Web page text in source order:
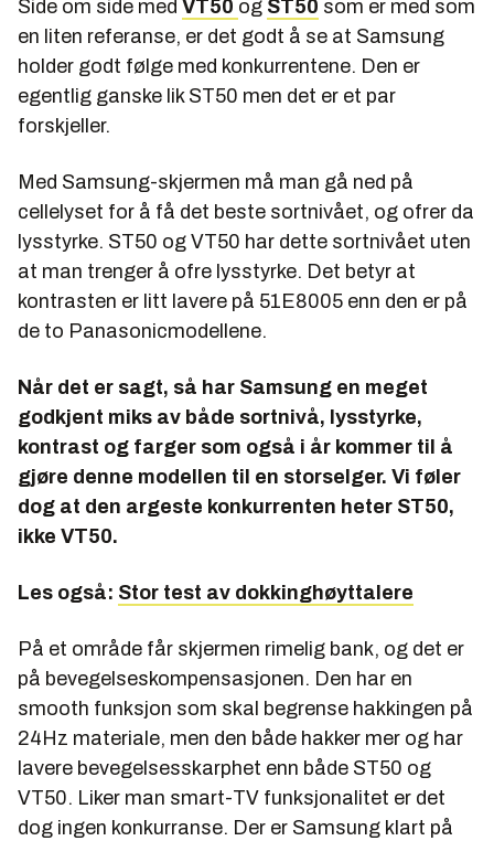
Side om side med VT50 og ST50 som er med som
en liten referanse, er det godt å se at Samsung
holder godt følge med konkurrentene. Den er
egentlig ganske lik ST50 men det er et par
forskjeller.
Med Samsung-skjermen må man gå ned på
cellelyset for å få det beste sortnivået, og ofrer da
lysstyrke. ST50 og VT50 har dette sortnivået uten
at man trenger å ofre lysstyrke. Det betyr at
kontrasten er litt lavere på 51E8005 enn den er på
de to Panasonicmodellene.
Når det er sagt, så har Samsung en meget
godkjent miks av både sortnivå, lysstyrke,
kontrast og farger som også i år kommer til å
gjøre denne modellen til en storselger. Vi føler
dog at den argeste konkurrenten heter ST50,
ikke VT50.
Les også: Stor test av dokkinghøyttalere
På et område får skjermen rimelig bank, og det er
på bevegelseskompensasjonen. Den har en
smooth funksjon som skal begrense hakkingen på
24Hz materiale, men den både hakker mer og har
lavere bevegelsesskarphet enn både ST50 og
VT50. Liker man smart-TV funksjonalitet er det
dog ingen konkurranse. Der er Samsung klart på